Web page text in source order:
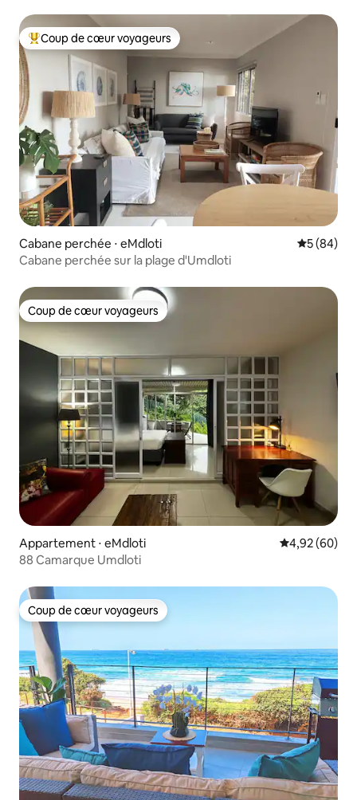
Coups de cœur voyageurs les plus appréciés
Coup de cœur voyageurs
Cabane perchée ⋅ eMdloti
5 (84)
Cabane perchée sur la plage d'Umdloti
Coup de cœur voyageurs
Coup de cœur voyageurs
Appartement ⋅ eMdloti Évaluation
4,92 (60)
88 Camarque Umdloti
Coup de cœur voyageurs
Coup de cœur voyageurs